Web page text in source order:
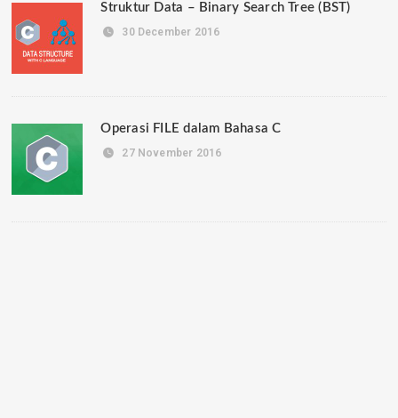
Struktur Data – Binary Search Tree (BST)
30 December 2016
Operasi FILE dalam Bahasa C
27 November 2016